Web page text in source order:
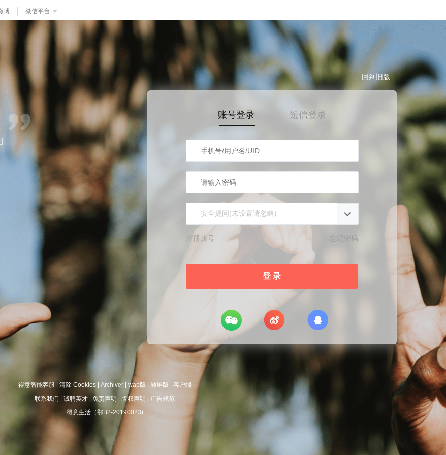
博 微信平台
回到旧版
账号登录 短信登录
安全提问(未设置请忽略)
注册账号 忘记密码
登 录
得意智能客服 清除 Cookies| Archiver| wap版 触屏版
客户端
联系我们
诚聘英才 免责声明 版权声明
广告规范
得意生活（鄂B2-20190023)